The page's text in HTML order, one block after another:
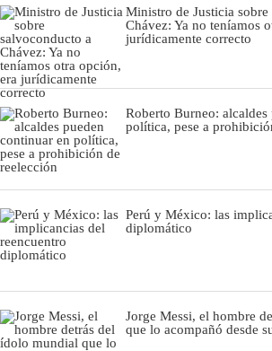
Ministro de Justicia
Chávez: Ya no teníamos
jurídicamente correcto
Roberto Burneo:
política, pese a
Perú y México: las
diplomático
Jorge Messi, el hombre
que lo acompañó desde